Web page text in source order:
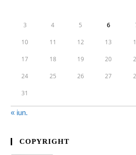
3 4 5 6
10 11 12 13
17 18 19 20
24 25 26 27
31
« iun.
COPYRIGHT